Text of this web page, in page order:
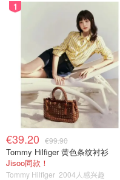
1
€39.20 €99.90
Tommy Hilfiger 黄色条纹衬衫
Jisoo同款！
Tommy Hilfiger 2004人感兴趣